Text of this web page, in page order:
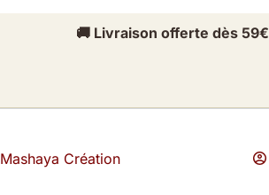
🚚 Livraison offerte dès 59€
Mashaya Création